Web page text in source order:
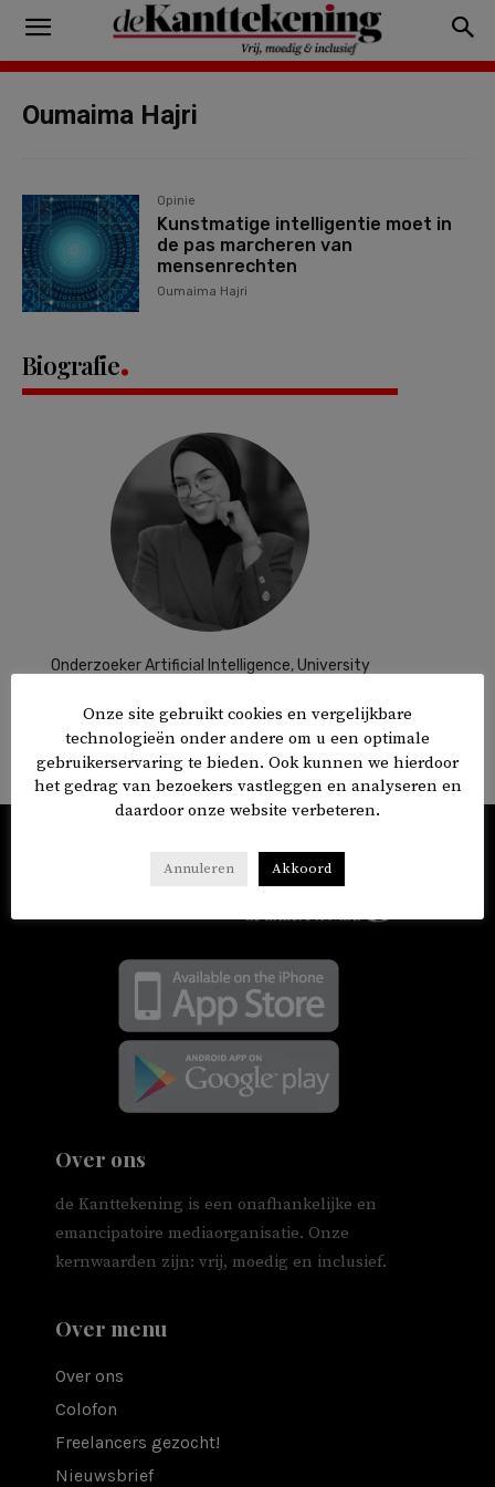
Oumaima Hajri
Opinie
Kunstmatige intelligentie moet in
de pas marcheren van
mensenrechten
Oumaima Hajri
Biografie
Onderzoeker Artificial Intelligence, University
1 ARTIKELS
Over ons
de Kanttekening is een onafhankelijke en
emancipatoire mediaorganisatie. Onze
kernwaarden zijn: vrij, moedig en inclusief.
Over menu
Over ons
Colofon
Freelancers gezocht!
Nieuwsbrief
Onze site gebruikt cookies en vergelijkbare
technologieën onder andere om u een optimale
gebruikerservaring te bieden. Ook kunnen we hierdoor
het gedrag van bezoekers vastleggen en analyseren en
daardoor onze website verbeteren.
Annuleren Akkoord